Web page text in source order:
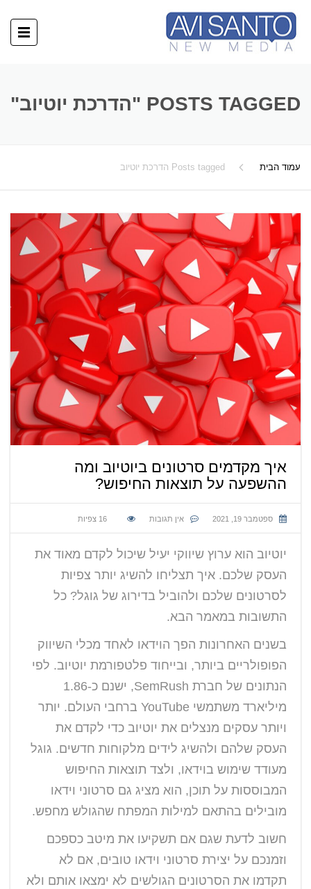
POSTS TAGGED "הדרכת יוטיוב"
עמוד הבית Posts tagged הדרכת יוטיוב
איך מקדמים סרטונים ביוטיוב ומה
ההשפעה על תוצאות החיפוש?
ספטמבר 19, 2021 אין תגובות 16 צפיות
יוטיוב הוא ערוץ שיווקי יעיל שיכול לקדם מאוד את
העסק שלכם. איך תצליחו להשיג יותר צפיות
לסרטונים שלכם ולהוביל בדירוג של גוגל? כל
התשובות במאמר הבא.
בשנים האחרונות הפך הוידאו לאחד מכלי השיווק
הפופולריים ביותר, ובייחוד פלטפורמת יוטיוב. לפי
הנתונים של חברת SemRush, ישנם כ-1.86
מיליארד משתמשי YouTube ברחבי העולם. יותר
ויותר עסקים מנצלים את יוטיוב כדי לקדם את
העסק שלהם ולהשיג לידים מלקוחות חדשים. גוגל
מעודד שימוש בוידאו, ולצד תוצאות החיפוש
המבוססות על תוכן, הוא מציג גם סרטוני וידאו
מובילים בהתאם למילות המפתח שהגולש מחפש.
חשוב לדעת שגם אם תשקיעו את מיטב כספכם
וזמנכם על יצירת סרטוני וידאו טובים, אם לא
תקדמו את הסרטונים הגולשים לא ימצאו אותם ולא